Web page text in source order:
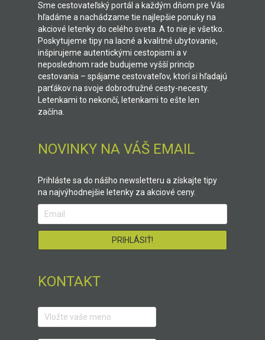
Sme cestovateľský portál a každým dňom pre Vás
hľadáme a nachádzame tie najlepšie ponuky na
akciové letenky do celého sveta. A to nie je všetko.
Poskytujeme tipy na lacné a kvalitné ubytovanie,
inšpirujeme autentickými cestopismi a v
neposlednom rade budujeme vyšší princíp
cestovania – spájame cestovateľov, ktorí si hľadajú
parťákov na svoje dobrodružné cesty-necesty.
Letenkami to nekončí, letenkami to ešte len
začína.
NOVINKY NA VÁŠ EMAIL
Prihláste sa do nášho newsletteru a získajte tipy
na najvýhodnejšie letenky za akciové ceny.
KONTAKT